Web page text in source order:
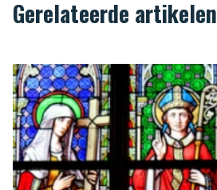
Gerelateerde artikelen
Top 10 van de Brusselse kerken